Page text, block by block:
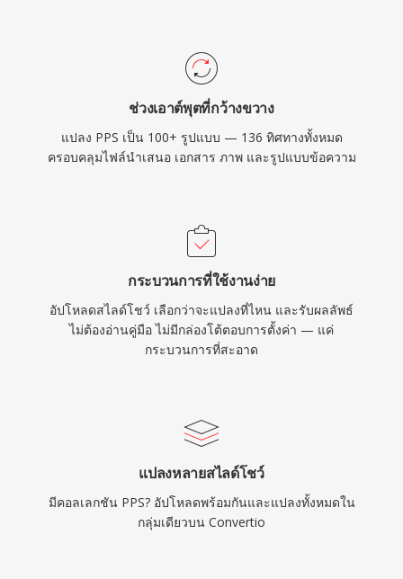
ช่วงเอาต์พุตที่กว้างขวาง
แปลง PPS เป็น 100+ รูปแบบ — 136 ทิศทางทั้งหมด
ครอบคลุมไฟล์นำเสนอ เอกสาร ภาพ และรูปแบบข้อความ
กระบวนการที่ใช้งานง่าย
อัปโหลดสไลด์โชว์ เลือกว่าจะแปลงที่ไหน และรับผลลัพธ์
ไม่ต้องอ่านคู่มือ ไม่มีกล่องโต้ตอบการตั้งค่า — แค่
กระบวนการที่สะอาด
แปลงหลายสไลด์โชว์
มีคอลเลกชัน PPS? อัปโหลดพร้อมกันและแปลงทั้งหมดใน
กลุ่มเดียวบน Convertio